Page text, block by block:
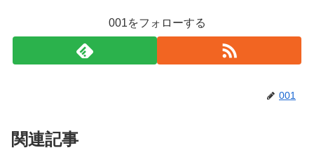
001をフォローする
001
関連記事